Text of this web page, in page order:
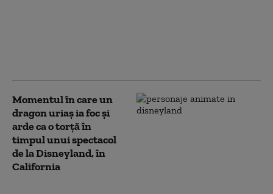
Momentul în care un
dragon uriaş ia foc şi
arde ca o torţă în
timpul unui spectacol
de la Disneyland, în
California